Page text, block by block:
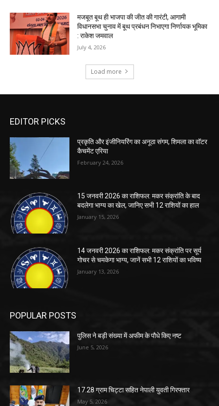
EDITOR PICKS
प्रकृति और इंजीनियरिंग का अनूठा संगम, शिमला का वॉटर
कैचमेंट एरिया
February 24, 2026
15 जनवरी 2026 का राशिफल: मकर संक्रांति के बाद
बदलेगा भाग्य का खेल, जानिए सभी 12 राशियों का हाल
January 15, 2026
14 जनवरी 2026 का राशिफल: मकर संक्रांति पर सूर्य
गोचर से चमकेगा भाग्य, जानें सभी 12 राशियों का भविष्य
January 13, 2026
POPULAR POSTS
पुलिस ने बड़ी संख्या में अफीम के पौधे किए नष्ट
June 5, 2026
17.28 ग्राम चिट्टा सहित नेपाली युवती गिरफ्तार
May 5, 2026